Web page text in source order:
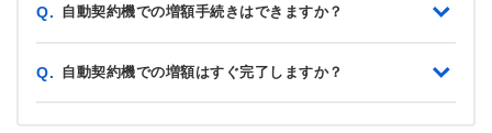
Q. 自動契約機での増額手続きはできますか？
Q. 自動契約機での増額はすぐ完了しますか？